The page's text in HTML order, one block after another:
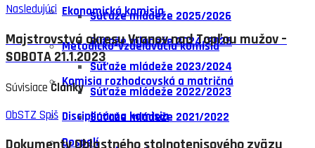
Súťaže mládeže 2025/2026
Súťaže mládeže 2024/2025
Súťaže mládeže 2023/2024
Súťaže mládeže 2022/2023
Súťaže mládeže 2021/2022
Dospelí
Ekonomická komisia
Metodicko-vzdelávacia komisia
Komisia rozhodcovská a matričná
Disciplinárna komisia
Nasledujúci
Majstrovstvá okresu Vranov nad Topľou mužov –
SOBOTA 21.1.2023
SúvisiaceČlánky
ObSTZ Spiš